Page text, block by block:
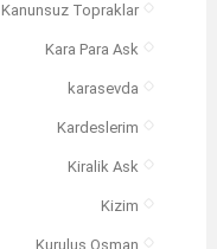
Kanunsuz Topraklar
Kara Para Ask
karasevda
Kardeslerim
Kiralik Ask
Kizim